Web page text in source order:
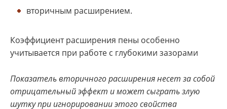
вторичным расширением.
Коэффициент расширения пены особенно
учитывается при работе с глубокими зазорами
Показатель вторичного расширения несет за собой
отрицательный эффект и может сыграть злую
шутку при игнорировании этого свойства